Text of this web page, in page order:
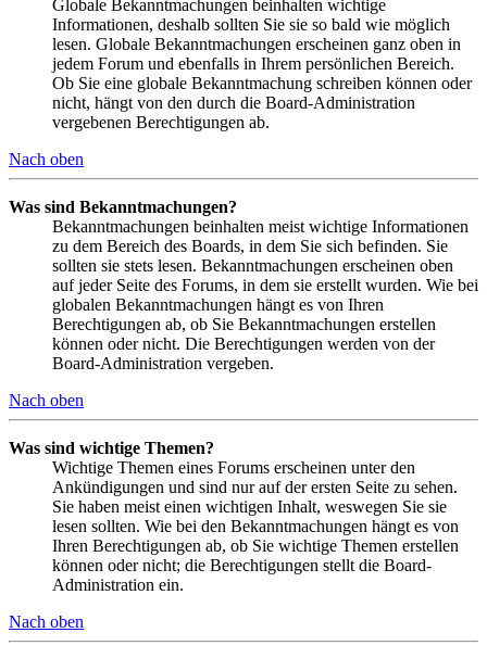
Globale Bekanntmachungen beinhalten wichtige
Informationen, deshalb sollten Sie sie so bald wie möglich
lesen. Globale Bekanntmachungen erscheinen ganz oben in
jedem Forum und ebenfalls in Ihrem persönlichen Bereich.
Ob Sie eine globale Bekanntmachung schreiben können oder
nicht, hängt von den durch die Board-Administration
vergebenen Berechtigungen ab.
Nach oben
Was sind Bekanntmachungen?
Bekanntmachungen beinhalten meist wichtige Informationen
zu dem Bereich des Boards, in dem Sie sich befinden. Sie
sollten sie stets lesen. Bekanntmachungen erscheinen oben
auf jeder Seite des Forums, in dem sie erstellt wurden. Wie bei
globalen Bekanntmachungen hängt es von Ihren
Berechtigungen ab, ob Sie Bekanntmachungen erstellen
können oder nicht. Die Berechtigungen werden von der
Board-Administration vergeben.
Nach oben
Was sind wichtige Themen?
Wichtige Themen eines Forums erscheinen unter den
Ankündigungen und sind nur auf der ersten Seite zu sehen.
Sie haben meist einen wichtigen Inhalt, weswegen Sie sie
lesen sollten. Wie bei den Bekanntmachungen hängt es von
Ihren Berechtigungen ab, ob Sie wichtige Themen erstellen
können oder nicht; die Berechtigungen stellt die Board-
Administration ein.
Nach oben